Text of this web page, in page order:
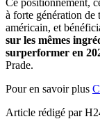
à forte génération de
américain, et
sur les mêmes
surperformer en
Prade.
Pour en savoir plus
Article rédigé par